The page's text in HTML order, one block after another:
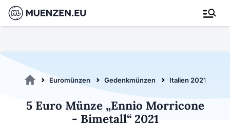
Euromünzen Gedenkmünzen Italien 2021
5 Euro Münze „Ennio Morricone
- Bimetall“ 2021